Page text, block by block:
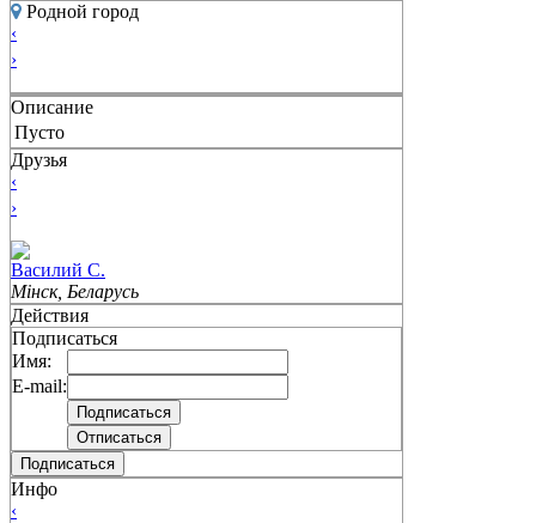
Родной город
‹
›
Описание
Пусто
Друзья
‹
›
Вacилий С.
Мінск, Беларусь
Действия
Подписаться
Имя:
E-mail:
Подписаться
Инфо
‹